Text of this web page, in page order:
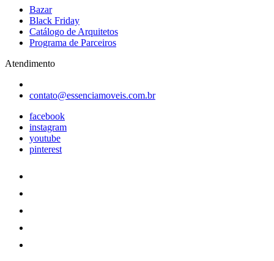
Bazar
Black Friday
Catálogo de Arquitetos
Programa de Parceiros
Atendimento
contato@essenciamoveis.com.br
facebook
instagram
youtube
pinterest